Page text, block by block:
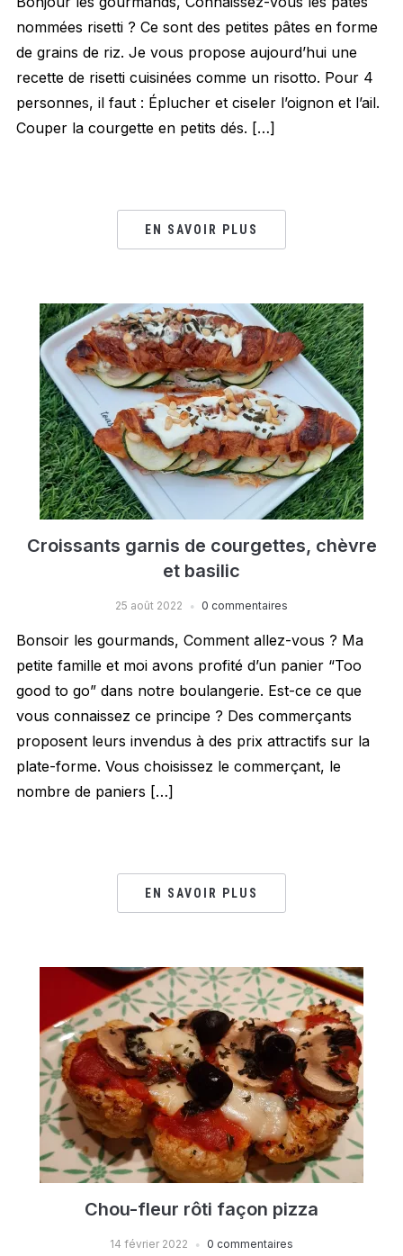
nommées risetti ? Ce sont des petites pâtes en forme
de grains de riz. Je vous propose aujourd’hui une
recette de risetti cuisinées comme un risotto. Pour 4
personnes, il faut : Éplucher et ciseler l’oignon et l’ail.
Couper la courgette en petits dés. […]
EN SAVOIR PLUS
Croissants garnis de courgettes, chèvre
et basilic
25 août 2022 0 commentaires
Bonsoir les gourmands, Comment allez-vous ? Ma
petite famille et moi avons profité d’un panier “Too
good to go” dans notre boulangerie. Est-ce ce que
vous connaissez ce principe ? Des commerçants
proposent leurs invendus à des prix attractifs sur la
plate-forme. Vous choisissez le commerçant, le
nombre de paniers […]
EN SAVOIR PLUS
Chou-fleur rôti façon pizza
14 février 2022 0 commentaires